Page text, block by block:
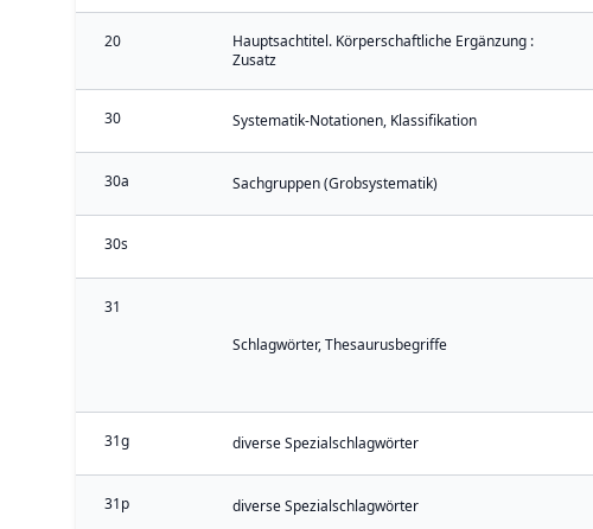
20
Hauptsachtitel. Körperschaftliche Ergänzung :
Zusatz
30 Systematik-Notationen, Klassifikation
30a Sachgruppen (Grobsystematik)
30s
31
Schlagwörter, Thesaurusbegriffe
31g diverse Spezialschlagwörter
31p diverse Spezialschlagwörter